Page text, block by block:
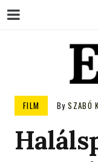
FILM BySZABÓ